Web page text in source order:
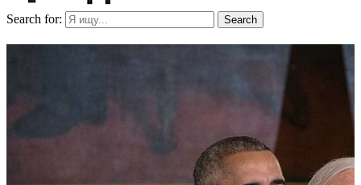
Search for: Search